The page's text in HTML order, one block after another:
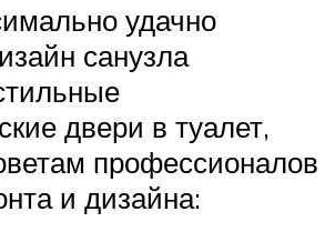
удачно
санузла
двери в туалет,
профессионалов
и дизайна: